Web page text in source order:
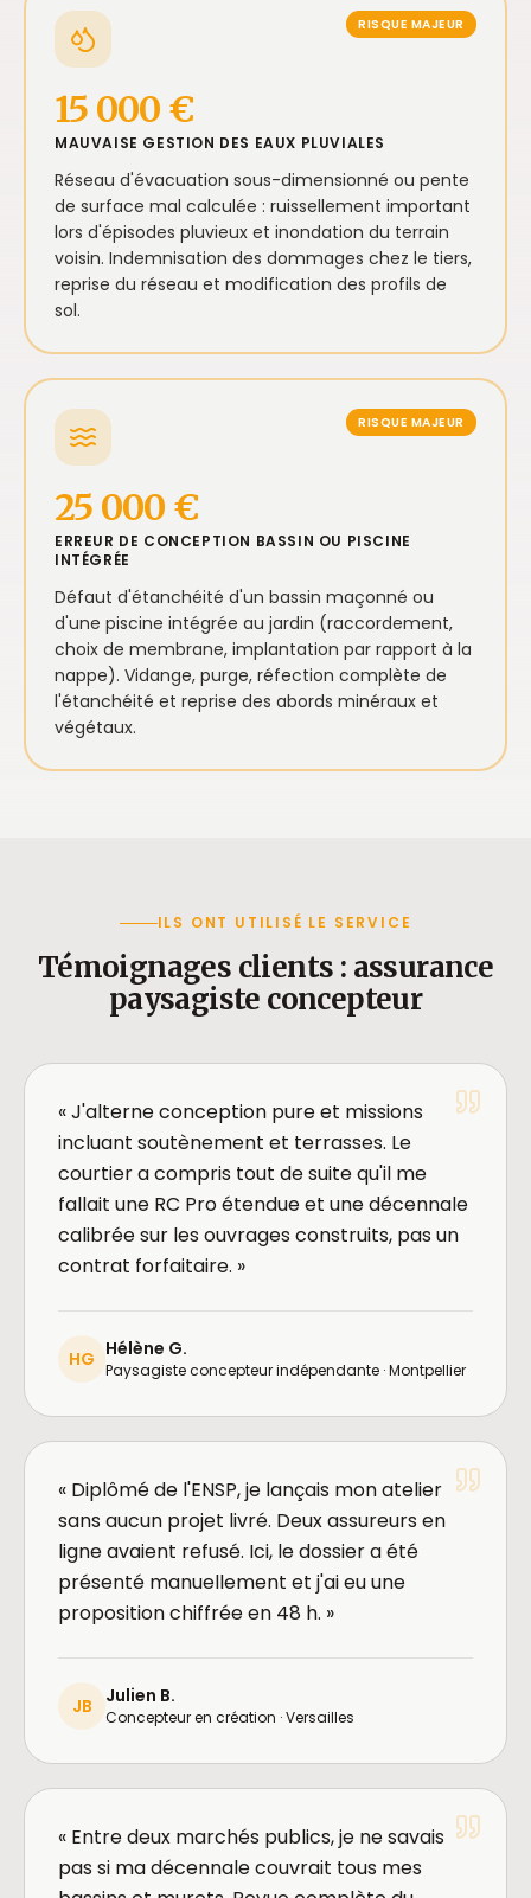
RISQUE MAJEUR
15 000 €
MAUVAISE GESTION DES EAUX PLUVIALES
Réseau d'évacuation sous-dimensionné ou pente
de surface mal calculée : ruissellement important
lors d'épisodes pluvieux et inondation du terrain
voisin. Indemnisation des dommages chez le tiers,
reprise du réseau et modification des profils de
sol.
RISQUE MAJEUR
25 000 €
ERREUR DE CONCEPTION BASSIN OU PISCINE
INTÉGRÉE
Défaut d'étanchéité d'un bassin maçonné ou
d'une piscine intégrée au jardin (raccordement,
choix de membrane, implantation par rapport à la
nappe). Vidange, purge, réfection complète de
l'étanchéité et reprise des abords minéraux et
végétaux.
ILS ONT UTILISÉ LE SERVICE
Témoignages clients : assurance
paysagiste concepteur
« J'alterne conception pure et missions
incluant soutènement et terrasses. Le
courtier a compris tout de suite qu'il me
fallait une RC Pro étendue et une décennale
calibrée sur les ouvrages construits, pas un
contrat forfaitaire. »
HG Hélène G.
Paysagiste concepteur indépendante · Montpellier
« Diplômé de l'ENSP, je lançais mon atelier
sans aucun projet livré. Deux assureurs en
ligne avaient refusé. Ici, le dossier a été
présenté manuellement et j'ai eu une
proposition chiffrée en 48 h. »
JB Julien B.
Concepteur en création · Versailles
« Entre deux marchés publics, je ne savais
pas si ma décennale couvrait tous mes